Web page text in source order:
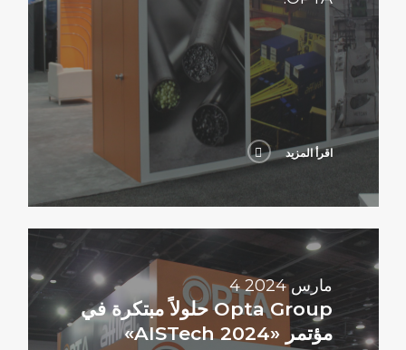
اقرأ المزيد
4 مارس 2024
Opta Group حلولاً مبتكرة في
مؤتمر «AISTech 2024»
اقرأ